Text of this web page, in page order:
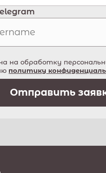
на обработку
политику
Отправить